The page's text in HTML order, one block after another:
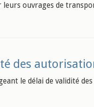
ouvrages de
des
le délai de validité